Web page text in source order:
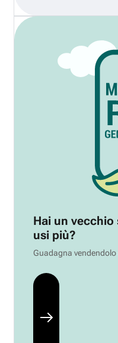
Hai un
usi più?
Guadagna